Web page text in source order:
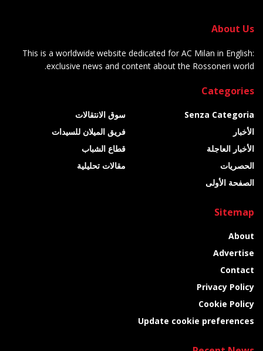
About Us
This is a worldwide website dedicated for AC Milan in English:
exclusive news and content about the Rossoneri world.
Categories
Senza Categoria
الأخبار
الأخبار العاجلة
الحصريات
الصفحة الأولى
سوق الانتقالات
فريق الميلان للسيدات
قطاع الشباب
مقالات تحليلية
Sitemap
About
Advertise
Contact
Privacy Policy
Cookie Policy
Update cookie preferences